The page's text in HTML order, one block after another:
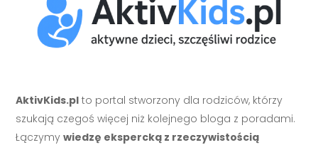
AktivKids.pl to portal stworzony dla rodziców, którzy
szukają czegoś więcej niż kolejnego bloga z poradami.
Łączymywiedzę ekspercką z rzeczywistością